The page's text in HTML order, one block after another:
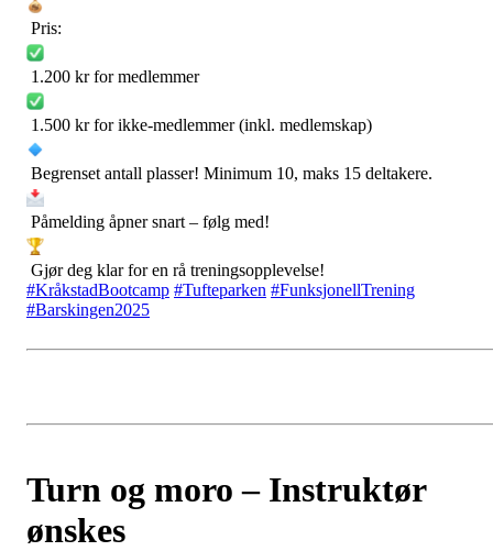
Pris:
1.200 kr for medlemmer
1.500 kr for ikke-medlemmer (inkl. medlemskap)
Begrenset antall plasser! Minimum 10, maks 15 deltakere.
Påmelding åpner snart – følg med!
Gjør deg klar for en rå treningsopplevelse!
#KråkstadBootcamp #Tufteparken #FunksjonellTrening
#Barskingen2025
Turn og moro – Instruktør
ønskes